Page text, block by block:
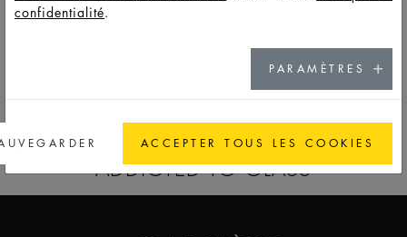
ADDICTED TO GLASS
confidentialité.
PARAMÈTRES
ACCEPTER TOUS LES COOKIES